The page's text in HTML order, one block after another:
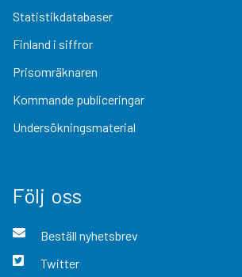
Statistikdatabaser
Finland i siffror
Prisomräknaren
Kommande publiceringar
Undersökningsmaterial
Följ oss
Beställ nyhetsbrev
Twitter